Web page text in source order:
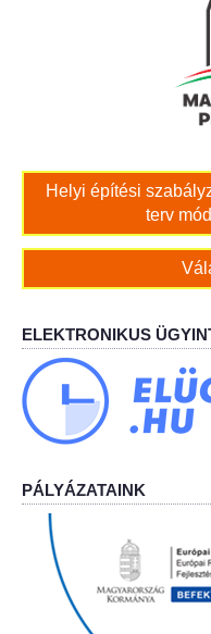
Bölcskei női kar
Bölcskei
Bölcskei
Bölcskei
Amatőr
Múló Évek
Katolikus
Bölcskei
Bölcskei
Bölcskei
Bölcskei
Bölcskei
Helyi építési
terv
ELEKTRONIKUS
PÁLYÁZATAINK